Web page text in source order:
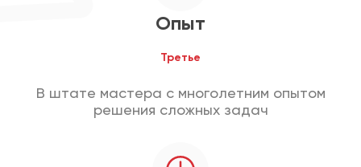
Опыт
Третье
В штате мастера с многолетним опытом
решения сложных задач